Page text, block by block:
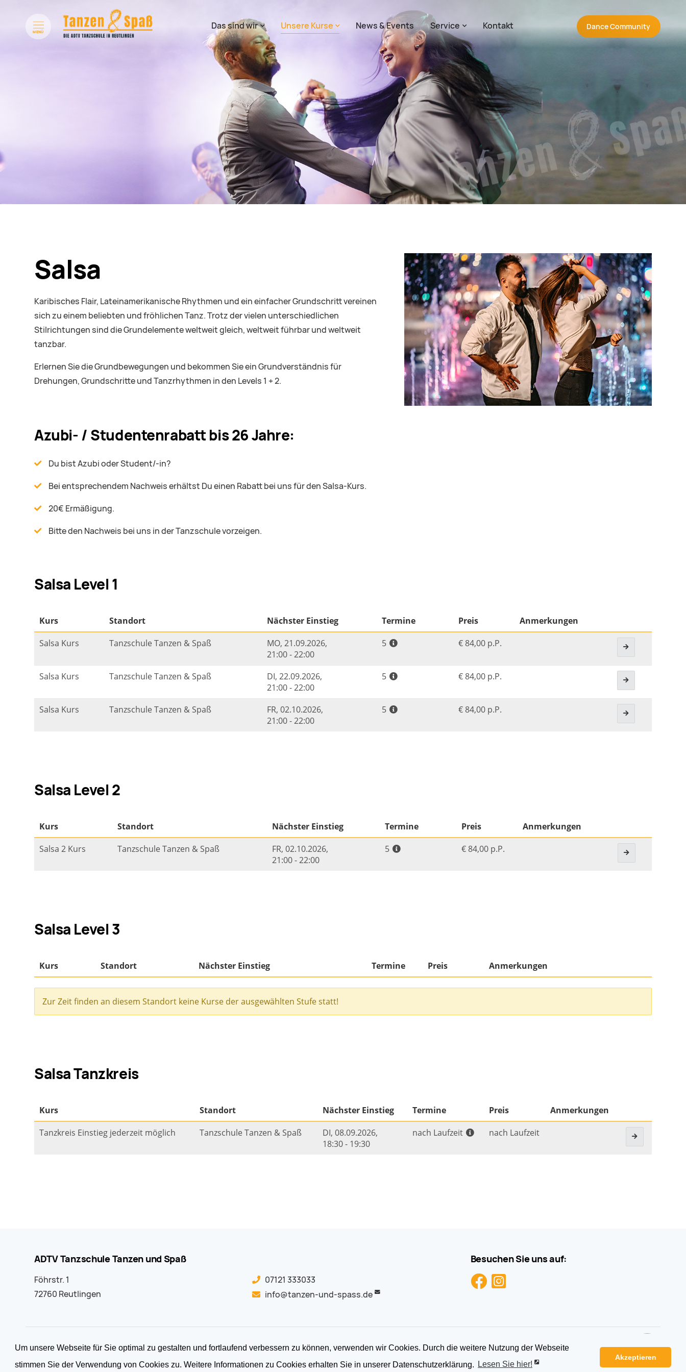
Um unsere Webseite für Sie optimal zu gestalten und fortlaufend verbessern zu können, verwenden wir Cookies. Durch die weitere Nutzung der Webseite
stimmen Sie der Verwendung von Cookies zu. Weitere Informationen zu Cookies erhalten Sie in unserer Datenschutzerklärung. Lesen Sie hier!
Akzeptieren
MENÜ
Navigation überspringen
Das sind wir Unsere Kurse News & Events Service Kontakt Navigation wiederholenDanceCommunity
Salsa
Karibisches Flair, Lateinamerikanische Rhythmen und ein einfacher Grundschritt vereinen
sich zu einem beliebten und fröhlichen Tanz. Trotz der vielen unterschiedlichen
Stilrichtungen sind die Grundelemente weltweit gleich, weltweit führbar und weltweit
tanzbar.
Erlernen Sie die Grundbewegungen und bekommen Sie ein Grundverständnis für
Drehungen, Grundschritte und Tanzrhythmen in den Levels 1 + 2.
Azubi- / Studentenrabatt bis 26 Jahre:
Du bist Azubi oder Student/-in?
Bei entsprechendem Nachweis erhältst Du einen Rabatt bei uns für den Salsa-Kurs.
20€ Ermäßigung.
Bitte den Nachweis bei uns in der Tanzschule vorzeigen.
Salsa Level 1
Salsa Level 2
Salsa Level 3
Salsa Tanzkreis
ADTV Tanzschule Tanzen und Spaß
Föhrstr. 1
72760 Reutlingen
07121 333033
info@tanzen-und-spass.de
Besuchen Sie uns auf:
2026 © Tanzen & Spass Impressum |Datenschutz
Vertragskündigungen
|